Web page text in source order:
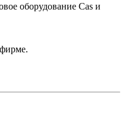
оборудование Cas и